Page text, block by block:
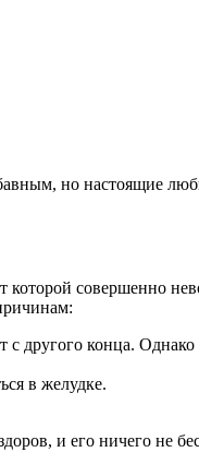
но настоящие
которой совершенно
другого конца. Однако
в желудке.
и его ничего не